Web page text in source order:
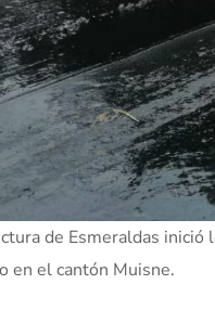
de Esmeraldas
en el cantón Muisne.